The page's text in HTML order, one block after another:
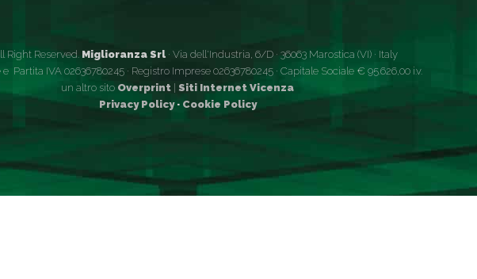
Right Reserved. Miglioranza Srl· Via dell'Industria, 6/D · 36063 Marostica (VI) · Italy
Partita IVA 02636780245 · Registro Imprese 02636780245 · Capitale Sociale € 95.626,00 i.v.
un altro sito Overprint Siti Internet Vicenza
Privacy Policy · Cookie Policy